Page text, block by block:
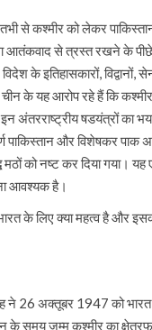
से कश्मीर को लेकर पाकिस्तान
आतंकवाद से त्रस्त रखने के पीछे
इतिहासकारों, विद्वानों,
चीन के यह आरोप रहे हैं कि
अंतरराष्ट्रीय षडयंत्रों का
पाकिस्तान और विशेषकर पाक
मठों को नष्ट कर दिया गया।
आवश्यक है।
के लिए क्या महत्व है और
ने 26 अक्तूबर 1947 को
के समय जम्मू कश्मीर का